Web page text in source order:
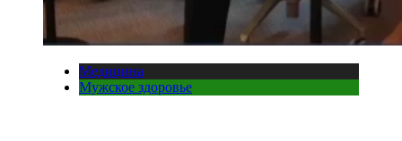
Медицина
Мужское здоровье